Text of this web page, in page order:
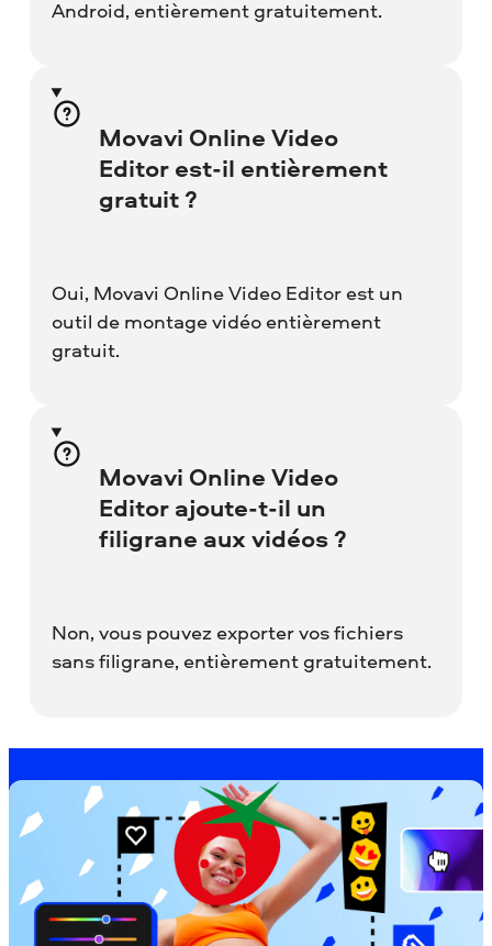
Android, entièrement gratuitement.
Movavi Online Video
Editor est-il entièrement
gratuit ?
Oui, Movavi Online Video Editor est un
outil de montage vidéo entièrement
gratuit.
Movavi Online Video
Editor ajoute-t-il un
filigrane aux vidéos ?
Non, vous pouvez exporter vos fichiers
sans filigrane, entièrement gratuitement.